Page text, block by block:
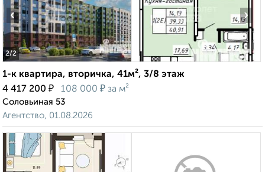
2/2
‹ ›
1-к квартира, вторичка, 41м², 3/8 этаж
4 417 200 ₽ 108 000 ₽ за м²
Соловьиная 53
Агентство, 01.08.2026